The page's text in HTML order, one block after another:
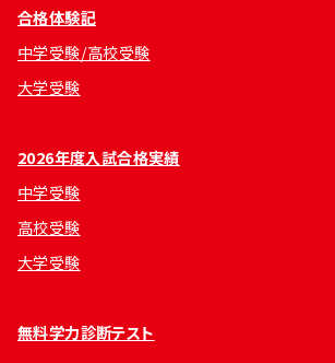
合格体験記
中学受験/高校受験
大学受験
2026年度入試合格実績
中学受験
高校受験
大学受験
無料学力診断テスト